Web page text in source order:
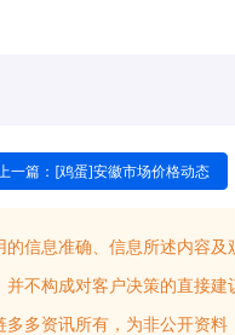
一篇：[鸡蛋]安徽市场价格动态
信息准确、信息所述内容
不构成对客户决策的直接
多资讯所有，为非公开资